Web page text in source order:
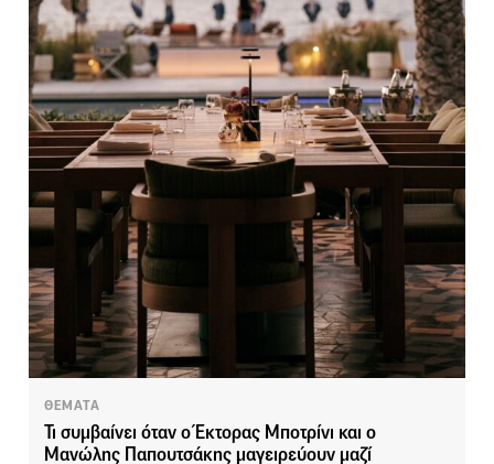
ΘΕΜΑΤΑ
Τι συμβαίνει όταν ο Έκτορας Μποτρίνι και ο
Μανώλης Παπουτσάκης μαγειρεύουν μαζί